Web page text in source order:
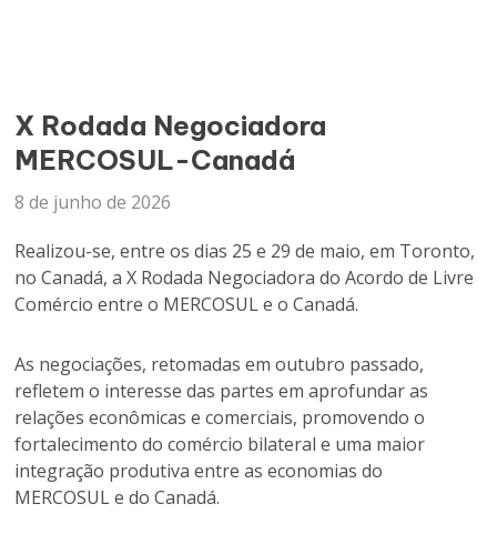
X Rodada Negociadora
MERCOSUL-Canadá
8 de junho de 2026
Realizou-se, entre os dias 25 e 29 de maio, em Toronto,
no Canadá, a X Rodada Negociadora do Acordo de Livre
Comércio entre o MERCOSUL e o Canadá.
As negociações, retomadas em outubro passado,
refletem o interesse das partes em aprofundar as
relações econômicas e comerciais, promovendo o
fortalecimento do comércio bilateral e uma maior
integração produtiva entre as economias do
MERCOSUL e do Canadá.